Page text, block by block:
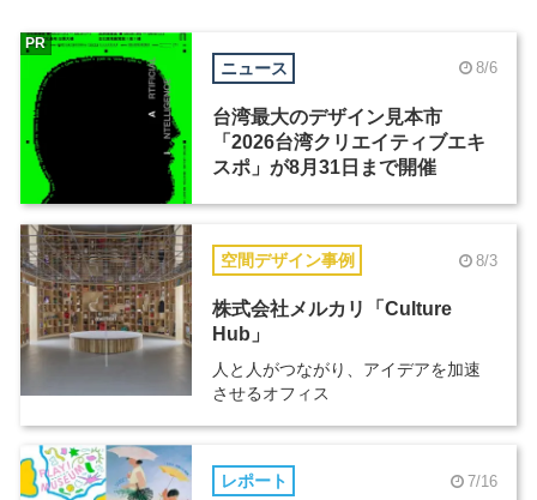
ニュース 8/6
台湾最大のデザイン見本市
「2026台湾クリエイティブエキ
スポ」が8月31日まで開催
PR
空間デザイン事例 8/3
株式会社メルカリ「Culture
Hub」
人と人がつながり、アイデアを加速
させるオフィス
レポート 7/16